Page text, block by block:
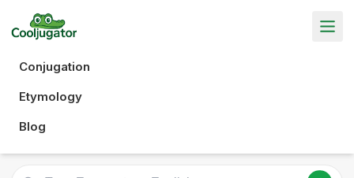
Conjugation
Etymology
Blog